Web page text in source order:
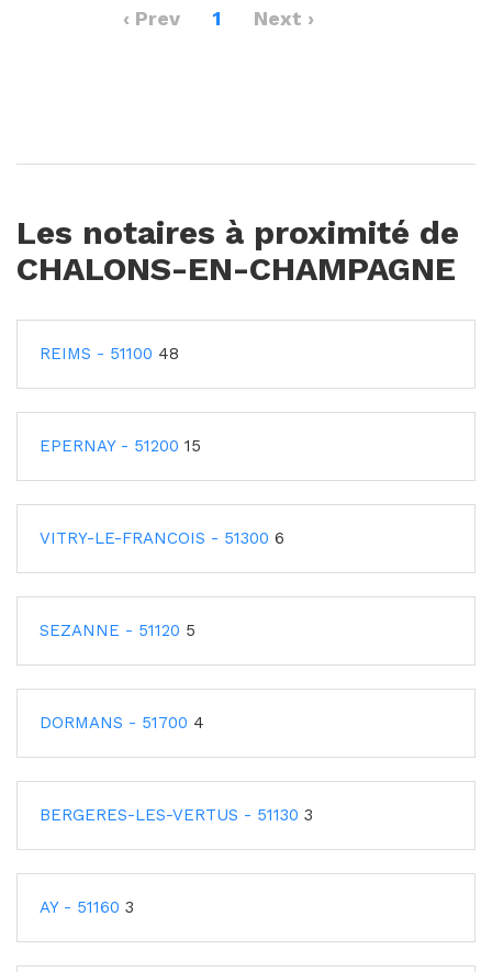
‹ Prev 1 Next ›
Les notaires à proximité de
CHALONS-EN-CHAMPAGNE
REIMS - 51100 48
EPERNAY - 51200 15
VITRY-LE-FRANCOIS - 51300 6
SEZANNE - 51120 5
DORMANS - 51700 4
BERGERES-LES-VERTUS - 51130 3
AY - 51160 3